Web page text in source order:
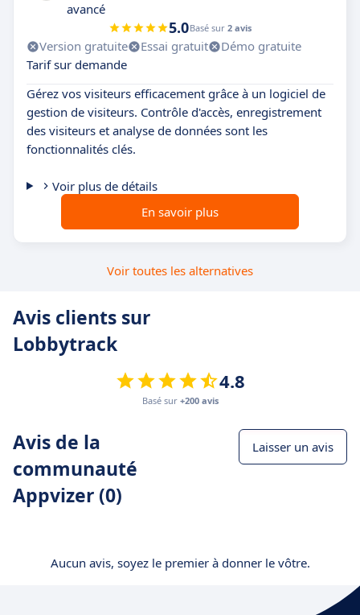
avancé
5.0Basé sur 2 avis
Version gratuite Essai gratuit
Démo gratuite
Tarif sur demande
Gérez vos visiteurs efficacement grâce à un logiciel de
gestion de visiteurs. Contrôle d'accès, enregistrement
des visiteurs et analyse de données sont les
fonctionnalités clés.
Voir plus de détails
En savoir plus
Voir toutes les alternatives
Avis clients sur
Lobbytrack
4.8
Basé sur +200 avis
Avis de la
communauté
Appvizer (0)
Laisser un avis
Aucun avis, soyez le premier à donner le vôtre.